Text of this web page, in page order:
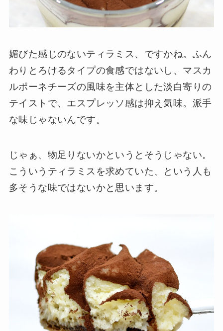
媚びた感じのないティラミス、ですかね。ふん
わりとろけるタイプの食感ではないし、マスカ
ルポーネチーズの風味を主体とした淡白寄りの
テイストで、エスプレッソ感は抑え気味。派手
な味じゃないんです。
じゃぁ、物足りないかというとそうじゃない。
こういうティラミスを求めていた、という人も
多そうな味ではないかと思います。